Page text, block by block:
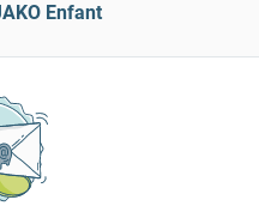
Enfant